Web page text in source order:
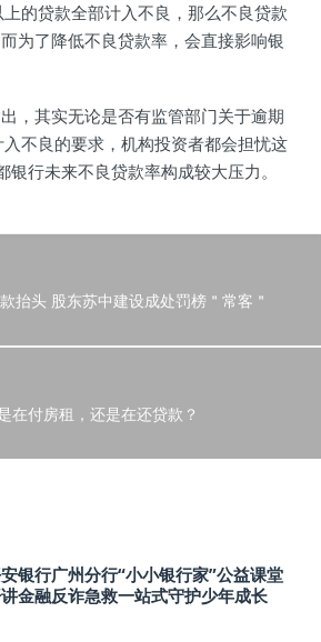
的贷款全部计入不良，那么不良贷款
为了降低不良贷款率，会直接影响银
，其实无论是否有监管部门关于逾期
不良的要求，机构投资者都会担忧这
行未来不良贷款率构成较大压力。
抬头 股东苏中建设成处罚榜＂常客＂
在付房租，还是在还贷款？
银行广州分行“小小银行家”公益课堂
金融反诈急救一站式守护少年成长